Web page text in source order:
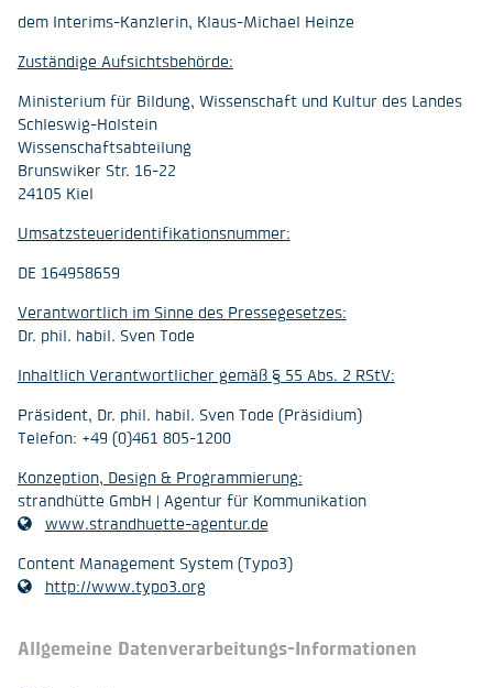
dem Interims-Kanzlerin, Klaus-Michael Heinze
Zuständige Aufsichtsbehörde:
Ministerium für Bildung, Wissenschaft und Kultur des Landes
Schleswig-Holstein
Wissenschaftsabteilung
Brunswiker Str. 16-22
24105 Kiel
Umsatzsteueridentifikationsnummer:
DE 164958659
Verantwortlich im Sinne des Pressegesetzes:
Dr. phil. habil. Sven Tode
Inhaltlich Verantwortlicher gemäß § 55 Abs. 2 RStV:
Präsident, Dr. phil. habil. Sven Tode (Präsidium)
Telefon: +49 (0)461 805-1200
Konzeption, Design & Programmierung:
strandhütte GmbH | Agentur für Kommunikation
www.strandhuette-agentur.de
Content Management System (Typo3)
http://www.typo3.org
Allgemeine Datenverarbeitungs-Informationen